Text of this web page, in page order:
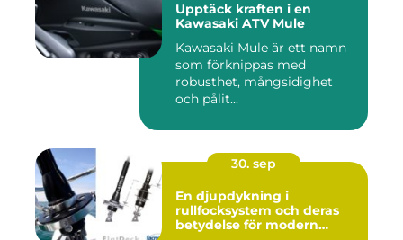
Upptäck kraften i en
Kawasaki ATV Mule
Kawasaki Mule är ett namn
som förknippas med
robusthet, mångsidighet
och pålit...
30. sep
En djupdykning i
rullfocksystem och deras
betydelse för modern